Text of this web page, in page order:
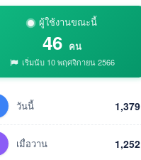
ผู้ใช้งานขณะนี้
46 คน
เริ่มนับ 10 พฤศจิกายน 2566
วันนี้ 1,379
เมื่อวาน 1,252